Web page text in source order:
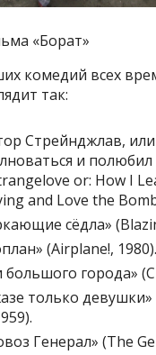
«Борат»
комедий всех
так:
Стрейнджлав, или
и
or: How I
and Love the
сёдла»
(Airplane!, 1980).
большого города»
только девушки»
Генерал» (The